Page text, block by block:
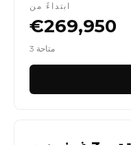
ابتداءً من
€269,950
3 متاحة